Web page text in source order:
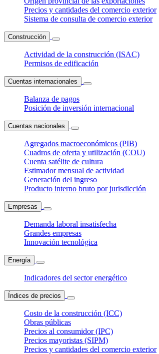
Precios y cantidades del comercio exterior
Sistema de consulta de comercio exterior
Construcción
Actividad de la construcción (ISAC)
Permisos de edificación
Cuentas internacionales
Balanza de pagos
Posición de inversión internacional
Cuentas nacionales
Agregados macroeconómicos (PIB)
Cuadros de oferta y utilización (COU)
Cuenta satélite de cultura
Estimador mensual de actividad
Generación del ingreso
Producto interno bruto por jurisdicción
Empresas
Demanda laboral insatisfecha
Grandes empresas
Innovación tecnológica
Energía
Indicadores del sector energético
Índices de precios
Costo de la construcción (ICC)
Obras públicas
Precios al consumidor (IPC)
Precios mayoristas (SIPM)
Precios y cantidades del comercio exterior